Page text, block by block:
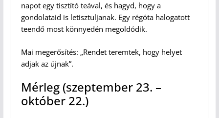
napot egy tisztító teával, és hagyd, hogy a
gondolataid is letisztuljanak. Egy régóta halogatott
teendő most könnyedén megoldódik.
Mai megerősítés: „Rendet teremtek, hogy helyet
adjak az újnak”.
Mérleg (szeptember 23. –
október 22.)